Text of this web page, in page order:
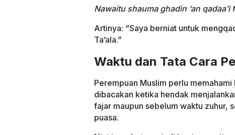
Nawaitu shauma ghadin ‘an
Artinya: “Saya berniat untuk
Ta’ala.”
Waktu dan Tata Cara
Perempuan Muslim perlu
dibacakan ketika hendak
fajar maupun sebelum waktu zuhur,
puasa.